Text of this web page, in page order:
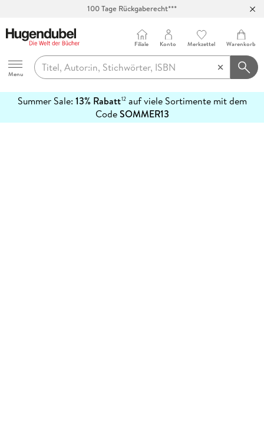
100 Tage Rückgaberecht***
Hugendubel
Menu
Filiale Konto Merkzettel Warenkorb
Summer Sale: 13% Rabatt12auf viele Sortimente mit dem
CodeSOMMER13
erfahren